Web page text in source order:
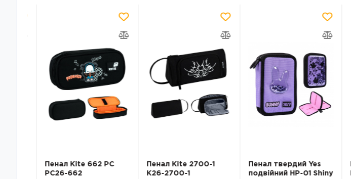
Пенал Kite 662 PC
PC26-662
Пенал Kite 2700-1
K26-2700-1
Пенал твердий Yes
подвійний HP-01 Shiny